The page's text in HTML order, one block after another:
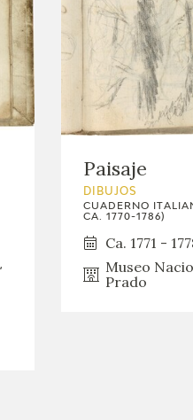
Paisaje
DIBUJOS
CUADERNO
CA. 1770-1786)
Ca. 1771 -
Museo
Prado